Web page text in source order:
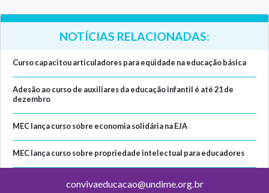
NOTÍCIAS RELACIONADAS:
Curso capacitou articuladores para equidade na educação básica
Adesão ao curso de auxiliares da educação infantil é até 21 de
dezembro
MEC lança curso sobre economia solidária na EJA
MEC lança curso sobre propriedade intelectual para educadores
convivaeducacao@undime.org.br